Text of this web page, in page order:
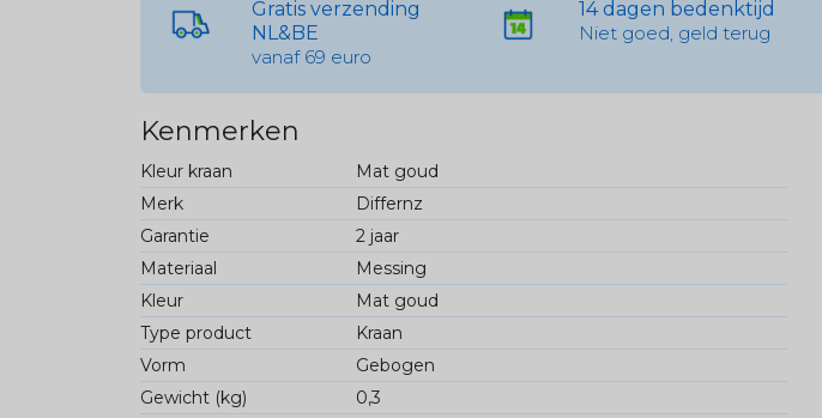
Gratis verzending
NL&BE
vanaf 69 euro
14 dagen bedenktijd
Niet goed, geld terug
Kenmerken
Kleur kraan
Mat goud
Merk
Differnz
Garantie
2 jaar
Materiaal
Messing
Kleur
Mat goud
Type product
Kraan
Vorm
Gebogen
Gewicht (kg)
0,3